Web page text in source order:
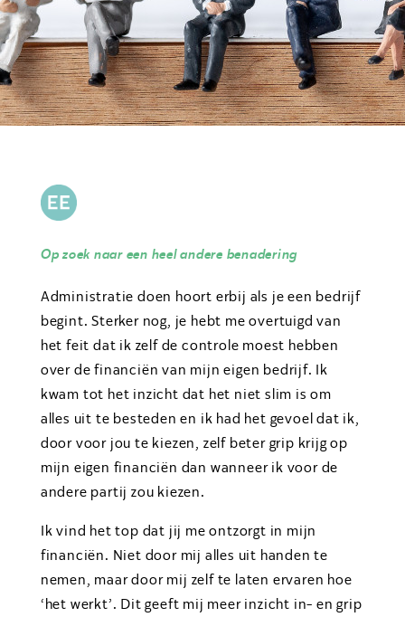
Op zoek naar een heel andere benadering
Administratie doen hoort erbij als je een bedrijf
begint. Sterker nog, je hebt me overtuigd van
het feit dat ik zelf de controle moest hebben
over de financiën van mijn eigen bedrijf. Ik
kwam tot het inzicht dat het niet slim is om
alles uit te besteden en ik had het gevoel dat ik,
door voor jou te kiezen, zelf beter grip krijg op
mijn eigen financiën dan wanneer ik voor de
andere partij zou kiezen.
Ik vind het top dat jij me ontzorgt in mijn
financiën. Niet door mij alles uit handen te
nemen, maar door mij zelf te laten ervaren hoe
‘het werkt’. Dit geeft mij meer inzicht in- en grip